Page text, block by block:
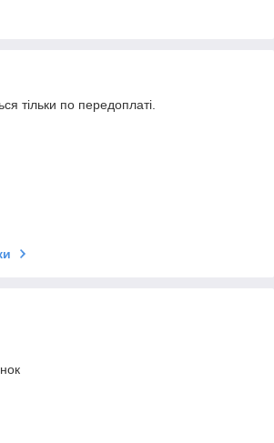
тільки по передоплаті.